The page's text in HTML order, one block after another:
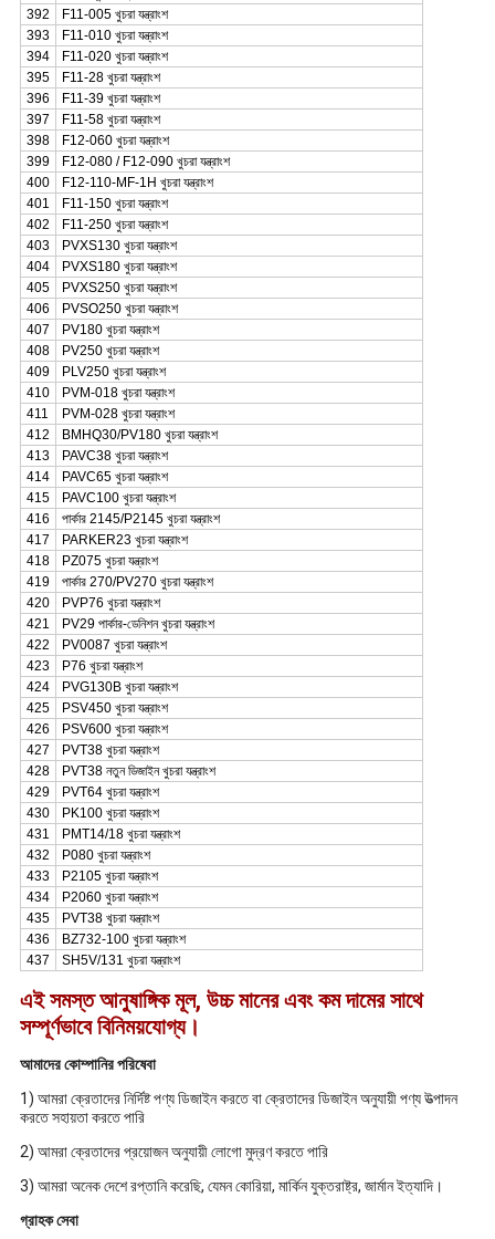
392
F11-005 খুচরা যন্ত্রাংশ
393
F11-010 খুচরা যন্ত্রাংশ
394
F11-020 খুচরা যন্ত্রাংশ
395
F11-28 খুচরা যন্ত্রাংশ
396
F11-39 খুচরা যন্ত্রাংশ
397
F11-58 খুচরা যন্ত্রাংশ
398
F12-060 খুচরা যন্ত্রাংশ
399
F12-080 / F12-090 খুচরা যন্ত্রাংশ
400
F12-110-MF-1H খুচরা যন্ত্রাংশ
401
F11-150 খুচরা যন্ত্রাংশ
402
F11-250 খুচরা যন্ত্রাংশ
403
PVXS130 খুচরা যন্ত্রাংশ
404
PVXS180 খুচরা যন্ত্রাংশ
405
PVXS250 খুচরা যন্ত্রাংশ
406
PVSO250 খুচরা যন্ত্রাংশ
407
PV180 খুচরা যন্ত্রাংশ
408
PV250 খুচরা যন্ত্রাংশ
409
PLV250 খুচরা যন্ত্রাংশ
410
PVM-018 খুচরা যন্ত্রাংশ
411
PVM-028 খুচরা যন্ত্রাংশ
412
BMHQ30/PV180 খুচরা যন্ত্রাংশ
413
PAVC38 খুচরা যন্ত্রাংশ
414
PAVC65 খুচরা যন্ত্রাংশ
415
PAVC100 খুচরা যন্ত্রাংশ
416
পার্কার 2145/P2145 খুচরা যন্ত্রাংশ
417
PARKER23 খুচরা যন্ত্রাংশ
418
PZ075 খুচরা যন্ত্রাংশ
419
পার্কার 270/PV270 খুচরা যন্ত্রাংশ
420
PVP76 খুচরা যন্ত্রাংশ
421
PV29 পার্কার-ডেনিশন খুচরা যন্ত্রাংশ
422
PV0087 খুচরা যন্ত্রাংশ
423
P76 খুচরা যন্ত্রাংশ
424
PVG130B খুচরা যন্ত্রাংশ
425
PSV450 খুচরা যন্ত্রাংশ
426
PSV600 খুচরা যন্ত্রাংশ
427
PVT38 খুচরা যন্ত্রাংশ
428
PVT38 নতুন ডিজাইন খুচরা যন্ত্রাংশ
429
PVT64 খুচরা যন্ত্রাংশ
430
PK100 খুচরা যন্ত্রাংশ
431
PMT14/18 খুচরা যন্ত্রাংশ
432
P080 খুচরা যন্ত্রাংশ
433
P2105 খুচরা যন্ত্রাংশ
434
P2060 খুচরা যন্ত্রাংশ
435
PVT38 খুচরা যন্ত্রাংশ
436
BZ732-100 খুচরা যন্ত্রাংশ
437
SH5V/131 খুচরা যন্ত্রাংশ
এই সমস্ত আনুষাঙ্গিক মূল, উচ্চ মানের এবং কম দামের সাথে
সম্পূর্ণভাবে বিনিময়যোগ্য।
আমাদের কোম্পানির পরিষেবা
1) আমরা ক্রেতাদের নির্দিষ্ট পণ্য ডিজাইন করতে বা ক্রেতাদের ডিজাইন অনুযায়ী পণ্য উত্পাদন
করতে সহায়তা করতে পারি
2) আমরা ক্রেতাদের প্রয়োজন অনুযায়ী লোগো মুদ্রণ করতে পারি
3) আমরা অনেক দেশে রপ্তানি করেছি, যেমন কোরিয়া, মার্কিন যুক্তরাষ্ট্র, জার্মান ইত্যাদি।
গ্রাহক সেবা